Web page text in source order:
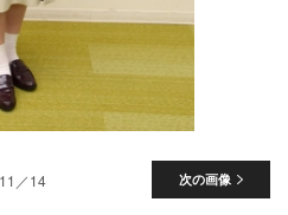
次の画像
11／14